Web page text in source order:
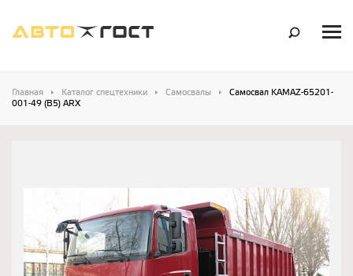
Главная Каталог спецтехники Самосвалы
Самосвал KAMAZ-65201-
001-49 (B5) ARX